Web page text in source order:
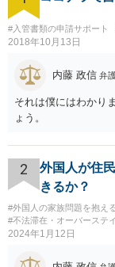
#入管書類の申請サポート
2018年10月13日
内藤 政信 弁
それは僕にはわかり
ょう。
2
外国人が住
きるか？
#外国人の家族問題を抱え
#不法滞在・オーバーステイ
2024年1月12日